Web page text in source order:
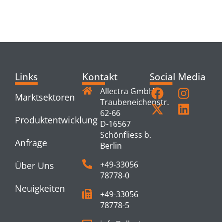
Links
Marktsektoren
Produktentwicklung
Anfrage
Über Uns
Neuigkeiten
Kontakt
Allectra GmbH
Traubeneichenstr.
62-66
D-16567
Schönfliess b.
Berlin
+49-33056
78778-0
+49-33056
78778-5
Social Media